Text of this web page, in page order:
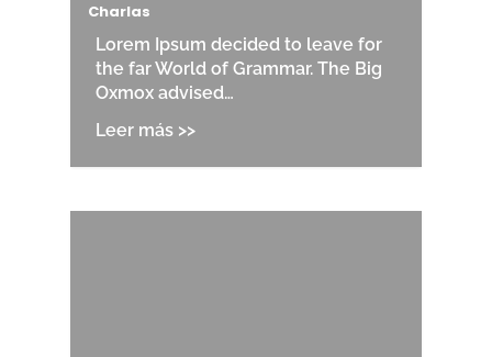
Charlas
Lorem Ipsum decided to leave for
the far World of Grammar. The Big
Oxmox advised…